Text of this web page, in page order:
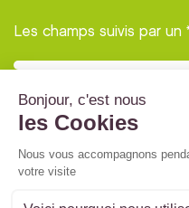
Les champs suivis par
© 2022